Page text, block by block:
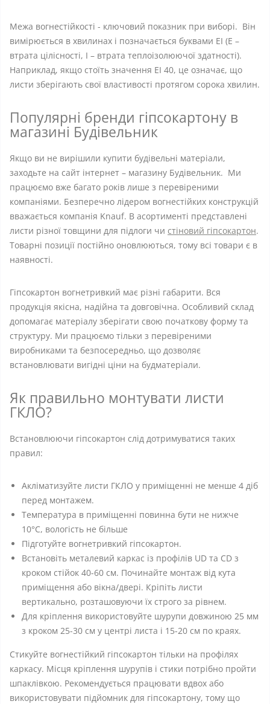
Межа вогнестійкості - ключовий показник при виборі. Він
вимірюється в хвилинах і позначається буквами EI (E –
втрата цілісності, I – втрата теплоізолюючої здатності).
Наприклад, якщо стоїть значення EI 40, це означає, що
листи зберігають свої властивості протягом сорока хвилин.
Популярні бренди гіпсокартону в
магазині Будівельник
Якщо ви не вирішили купити будівельні матеріали,
заходьте на сайт інтернет – магазину Будівельник. Ми
працюємо вже багато років лише з перевіреними
компаніями. Безперечно лідером вогнестійких конструкцій
вважається компанія Knauf. В асортименті представлені
листи різної товщини для підлоги чи стіновий гіпсокартон.
Товарні позиції постійно оновлюються, тому всі товари є в
наявності.
Гіпсокартон вогнетривкий має різні габарити. Вся
продукція якісна, надійна та довговічна. Особливий склад
допомагає матеріалу зберігати свою початкову форму та
структуру. Ми працюємо тільки з перевіреними
виробниками та безпосередньо, що дозволяє
встановлювати вигідні ціни на будматеріали.
Як правильно монтувати листи
ГКЛО?
Встановлюючи гіпсокартон слід дотримуватися таких
правил:
Акліматизуйте листи ГКЛО у приміщенні не менше 4 діб
перед монтажем.
Температура в приміщенні повинна бути не нижче
10°C, вологість не більше
Підготуйте вогнетривкий гіпсокартон.
Встановіть металевий каркас із профілів UD та CD з
кроком стійок 40-60 см. Починайте монтаж від кута
приміщення або вікна/двері. Кріпіть листи
вертикально, розташовуючи їх строго за рівнем.
Для кріплення використовуйте шурупи довжиною 25 мм
з кроком 25-30 см у центрі листа і 15-20 см по краях.
Стикуйте вогнестійкий гіпсокартон тільки на профілях
каркасу. Місця кріплення шурупів і стики потрібно пройти
шпаклівкою. Рекомендується працювати вдвох або
використовувати підйомник для гіпсокартону, тому що